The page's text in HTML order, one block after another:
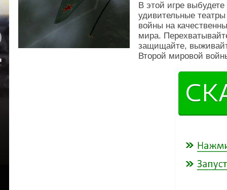
В этой игре
удивительные
войны на
мира.
защищайте,
Второй мировой